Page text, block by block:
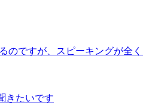
ですが、スピーキングが全
きたいです